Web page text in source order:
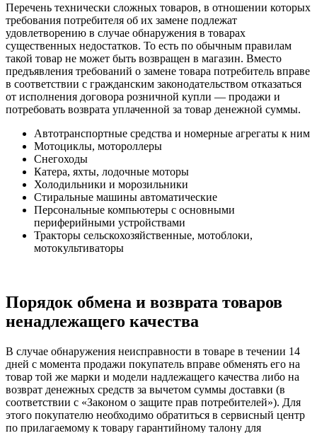
Перечень технически сложных товаров, в отношении которых
требования потребителя об их замене подлежат
удовлетворению в случае обнаружения в товарах
существенных недостатков. То есть по обычным правилам
такой товар не может быть возвращен в магазин. Вместо
предъявления требований о замене товара потребитель вправе
в соответствии с гражданским законодательством отказаться
от исполнения договора розничной купли — продажи и
потребовать возврата уплаченной за товар денежной суммы.
Автотранспортные средства и номерные агрегаты к ним
Мотоциклы, мотороллеры
Снегоходы
Катера, яхты, лодочные моторы
Холодильники и морозильники
Стиральные машины автоматические
Персональные компьютеры с основными
периферийными устройствами
Тракторы сельскохозяйственные, мотоблоки,
мотокультиваторы
Порядок обмена и возврата товаров
ненадлежащего качества
В случае обнаружения неисправности в товаре в течении 14
дней с момента продажи покупатель вправе обменять его на
товар той же марки и модели надлежащего качества либо на
возврат денежных средств за вычетом суммы доставки (в
соответствии с «Законом о защите прав потребителей»). Для
этого покупателю необходимо обратиться в сервисный центр
по прилагаемому к товару гарантийному талону для